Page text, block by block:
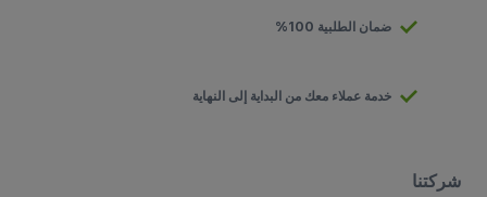
ضمان الطلبية 100%
خدمة عملاء معك من البداية إلى النهاية
شركتنا